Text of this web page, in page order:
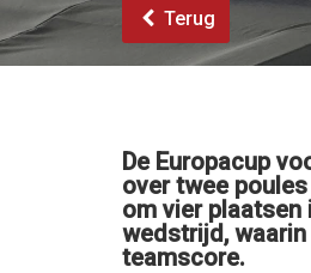
Terug
De Europacup
over twee
om vier plaatsen
wedstrijd,
teamscore.